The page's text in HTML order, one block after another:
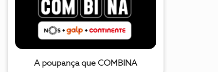
A poupança que COMBINA